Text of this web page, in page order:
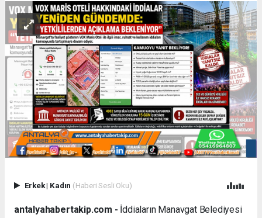
Erkek| Kadın (Haberi Sesli Oku)
antalyahabertakip.com - İddiaların Manavgat Belediyesi